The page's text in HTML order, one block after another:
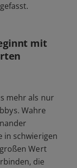
mit
mehr als nur
Wahre
in schwierigen
Wert
die